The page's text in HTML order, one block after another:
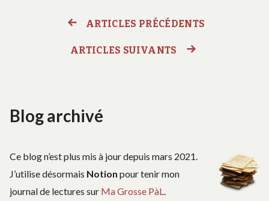
ARTICLES PRÉCÉDENTS
ARTICLES SUIVANTS
Blog archivé
Ce blog n’est plus mis à jour depuis mars 2021.
J’utilise désormais Notion pour tenir mon
journal de lectures sur Ma Grosse PàL